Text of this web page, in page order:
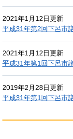
2021年1月12日更新
平成31年第2回下呂市
2021年1月12日更新
平成31年第1回下呂市
2019年2月28日更新
平成31年第1回下呂市